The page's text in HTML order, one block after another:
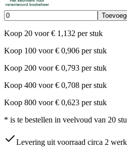
Koop 20 voor € 1,132 per stuk
Koop 100 voor € 0,906 per stuk
Koop 200 voor € 0,793 per stuk
Koop 400 voor € 0,708 per stuk
Koop 800 voor € 0,623 per stuk
* is te bestellen in veelvoud van 20
Levering uit voorraad circa 2